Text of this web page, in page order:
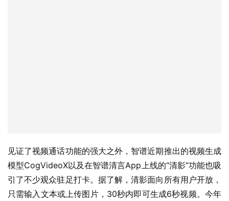
见证了视频通话功能的强大之外，智谱近期推出的视频生成
模型CogVideoX以及在智谱清言App上线的“清影”功能也吸
引了不少观众驻足打卡。据了解，清影面向所有用户开放，
只需输入文本或上传图片，30秒内即可生成6秒视频。今年